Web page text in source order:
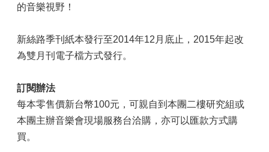
的音樂視野！
新絲路季刊紙本發行至2014年12月底止，2015年起改
為雙月刊電子檔方式發行。
訂閱辦法
每本零售價新台幣100元，可親自到本團二樓研究組或
本團主辦音樂會現場服務台洽購，亦可以匯款方式購
買。